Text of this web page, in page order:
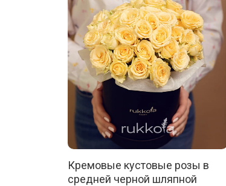
Кремовые кустовые розы в
средней черной шляпной